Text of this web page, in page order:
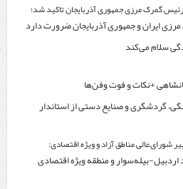
رئیس گمرک مرزی جمهوری آذربایجان تاکید شد؛
ایران و جمهوری آذربایجان ضرورت دارد
سلام می‌کند
+نکات و فوت وفن‌ها
گردشگری و صنایع دستی از استاندار
شورای‌عالی مناطق آزاد و ویژه اقتصادی:
اردبیل-بیله‌سوار و منطقه ویژه اقتصادی